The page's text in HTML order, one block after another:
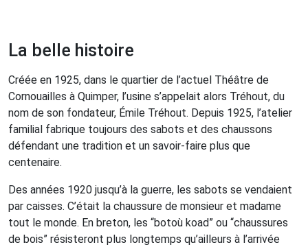
La belle histoire
Créée en 1925, dans le quartier de l’actuel Théâtre de
Cornouailles à Quimper, l’usine s’appelait alors Tréhout, du
nom de son fondateur, Émile Tréhout. Depuis 1925, l’atelier
familial fabrique toujours des sabots et des chaussons
défendant une tradition et un savoir-faire plus que
centenaire.
Des années 1920 jusqu’à la guerre, les sabots se vendaient
par caisses. C’était la chaussure de monsieur et madame
tout le monde. En breton, les “botoù koad” ou “chaussures
de bois” résisteront plus longtemps qu’ailleurs à l’arrivée